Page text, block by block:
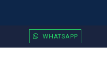
WHATSAPP